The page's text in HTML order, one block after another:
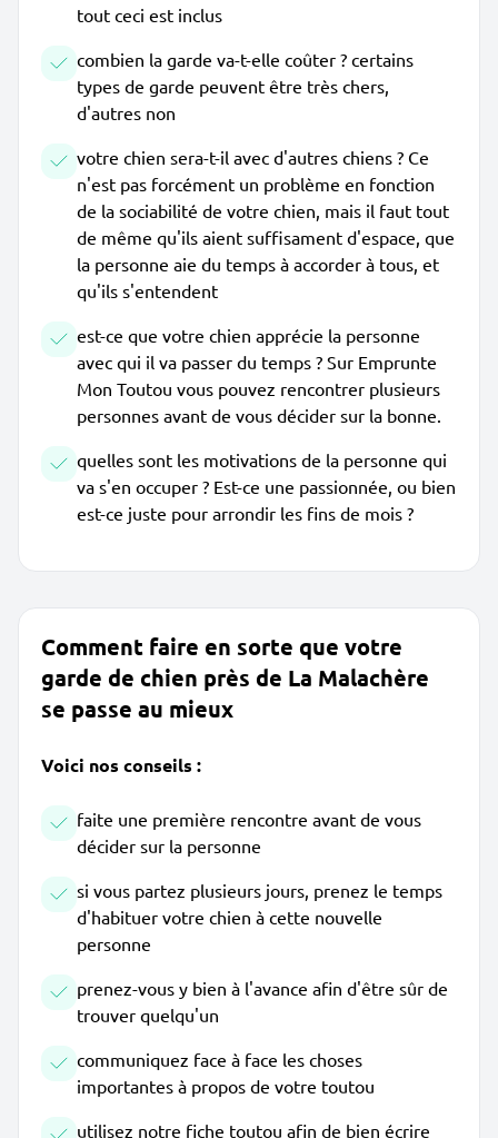
tout ceci est inclus
combien la garde va-t-elle coûter ? certains
types de garde peuvent être très chers,
d'autres non
votre chien sera-t-il avec d'autres chiens ? Ce
n'est pas forcément un problème en fonction
de la sociabilité de votre chien, mais il faut tout
de même qu'ils aient suffisament d'espace, que
la personne aie du temps à accorder à tous, et
qu'ils s'entendent
est-ce que votre chien apprécie la personne
avec qui il va passer du temps ? Sur Emprunte
Mon Toutou vous pouvez rencontrer plusieurs
personnes avant de vous décider sur la bonne.
quelles sont les motivations de la personne qui
va s'en occuper ? Est-ce une passionnée, ou bien
est-ce juste pour arrondir les fins de mois ?
Comment faire en sorte que votre
garde de chien près de La Malachère
se passe au mieux
Voici nos conseils :
faite une première rencontre avant de vous
décider sur la personne
si vous partez plusieurs jours, prenez le temps
d'habituer votre chien à cette nouvelle
personne
prenez-vous y bien à l'avance afin d'être sûr de
trouver quelqu'un
communiquez face à face les choses
importantes à propos de votre toutou
utilisez notre fiche toutou afin de bien écrire